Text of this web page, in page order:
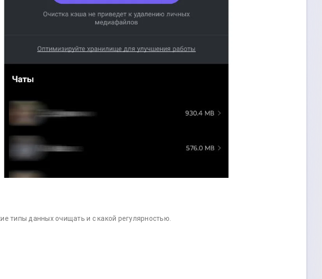
типы данных очищать и с какой регулярностью.